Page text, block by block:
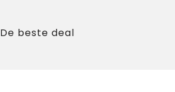
De beste deal